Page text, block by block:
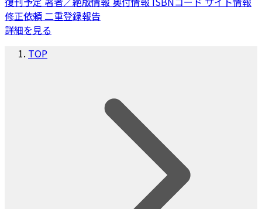
修正依頼二重登録報告
詳細を見る
TOP